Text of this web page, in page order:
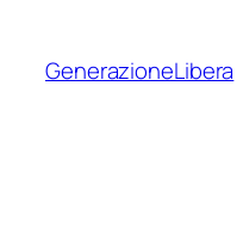
contenuto
GenerazioneLibera